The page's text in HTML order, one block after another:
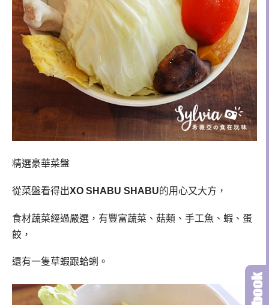
精選豪華菜盤
從菜盤看得出XO SHABU SHABU的用心又大方，
食材蔬菜經過嚴選，有豐富蔬菜、菇類、手工魚、蝦、蛋
餃，
還有一隻草蝦跟蛤蜊。